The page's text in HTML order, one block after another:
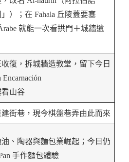
」）；在 Fahala 丘陵蓋要塞
就能一次看拱門＋城牆遺
復，拆城牆造教堂，留下今日
Encarnación
看山谷
街巷，現今棋盤巷弄由此而來
、陶器與麵包業崛起；今日仍
手作麵包體驗